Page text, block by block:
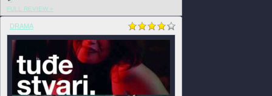
FULL REVIEW »
DRAMA